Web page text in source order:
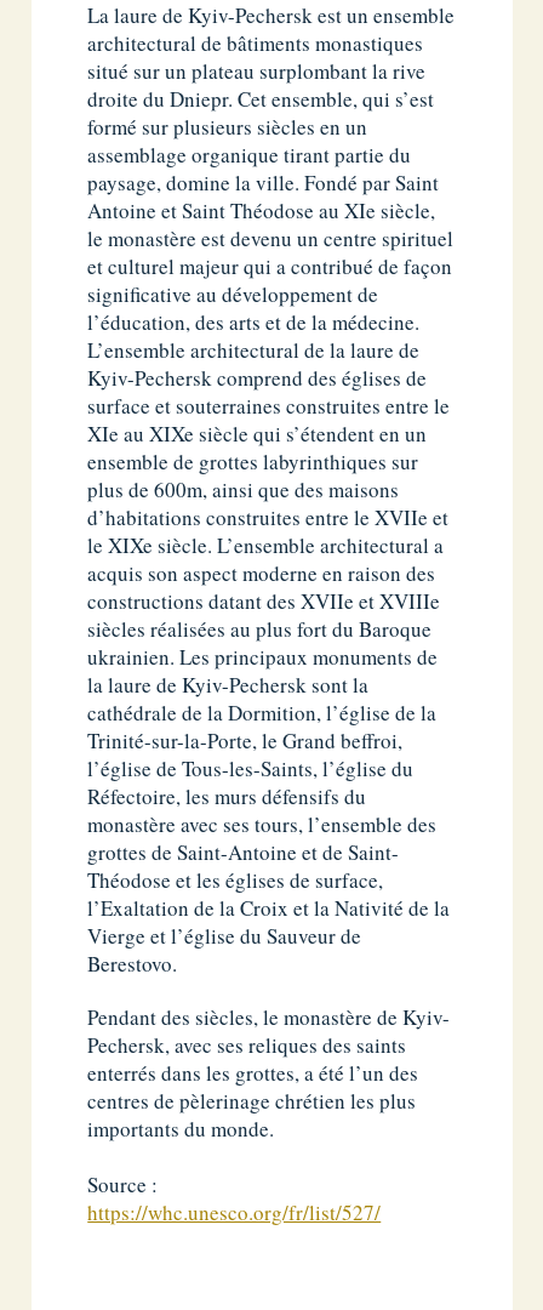
La laure de Kyiv-Pechersk est un ensemble
architectural de bâtiments monastiques
situé sur un plateau surplombant la rive
droite du Dniepr. Cet ensemble, qui s’est
formé sur plusieurs siècles en un
assemblage organique tirant partie du
paysage, domine la ville. Fondé par Saint
Antoine et Saint Théodose au XIe siècle,
le monastère est devenu un centre spirituel
et culturel majeur qui a contribué de façon
significative au développement de
l’éducation, des arts et de la médecine.
L’ensemble architectural de la laure de
Kyiv-Pechersk comprend des églises de
surface et souterraines construites entre le
XIe au XIXe siècle qui s’étendent en un
ensemble de grottes labyrinthiques sur
plus de 600m, ainsi que des maisons
d’habitations construites entre le XVIIe et
le XIXe siècle. L’ensemble architectural a
acquis son aspect moderne en raison des
constructions datant des XVIIe et XVIIIe
siècles réalisées au plus fort du Baroque
ukrainien. Les principaux monuments de
la laure de Kyiv-Pechersk sont la
cathédrale de la Dormition, l’église de la
Trinité-sur-la-Porte, le Grand beffroi,
l’église de Tous-les-Saints, l’église du
Réfectoire, les murs défensifs du
monastère avec ses tours, l’ensemble des
grottes de Saint-Antoine et de Saint-
Théodose et les églises de surface,
l’Exaltation de la Croix et la Nativité de la
Vierge et l’église du Sauveur de
Berestovo.
Pendant des siècles, le monastère de Kyiv-
Pechersk, avec ses reliques des saints
enterrés dans les grottes, a été l’un des
centres de pèlerinage chrétien les plus
importants du monde.
Source :
https://whc.unesco.org/fr/list/527/